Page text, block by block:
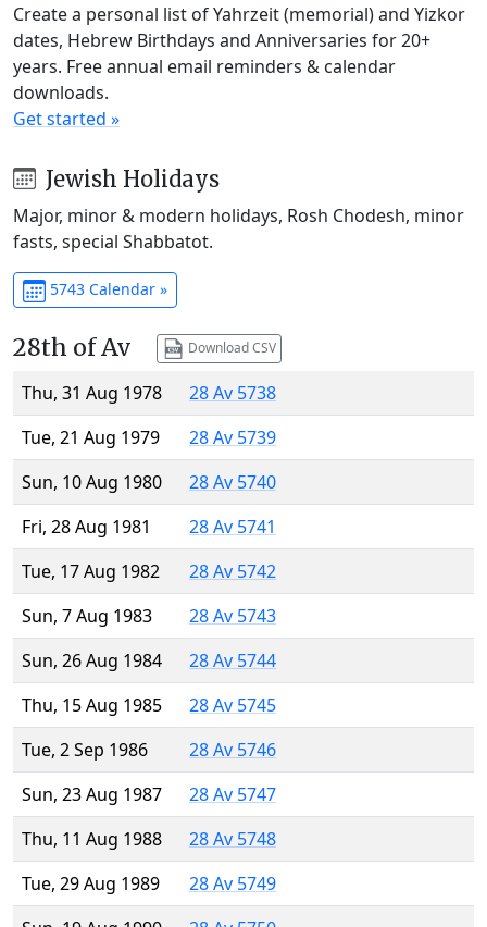
Create a personal list of Yahrzeit (memorial) and Yizkor
dates, Hebrew Birthdays and Anniversaries for 20+
years. Free annual email reminders & calendar
downloads.
Get started »
Jewish Holidays
Major, minor & modern holidays, Rosh Chodesh, minor
fasts, special Shabbatot.
5743 Calendar »
28th of Av Download CSV
Thu, 31 Aug 1978
28 Av 5738
Tue, 21 Aug 1979
28 Av 5739
Sun, 10 Aug 1980
28 Av 5740
Fri, 28 Aug 1981
28 Av 5741
Tue, 17 Aug 1982
28 Av 5742
Sun, 7 Aug 1983
28 Av 5743
Sun, 26 Aug 1984
28 Av 5744
Thu, 15 Aug 1985
28 Av 5745
Tue, 2 Sep 1986
28 Av 5746
Sun, 23 Aug 1987
28 Av 5747
Thu, 11 Aug 1988
28 Av 5748
Tue, 29 Aug 1989
28 Av 5749